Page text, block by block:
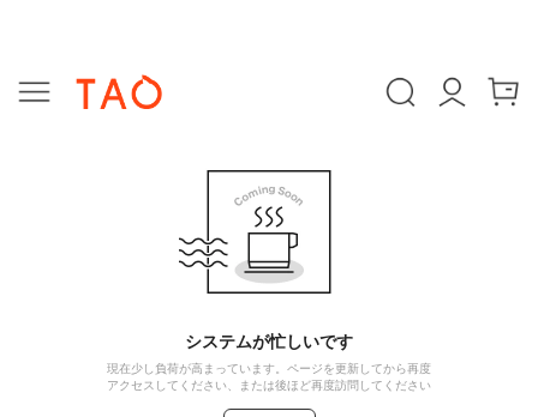
システムが忙しいです
現在少し負荷が高まっています。ページを更新してから再度
アクセスしてください、または後ほど再度訪問してください